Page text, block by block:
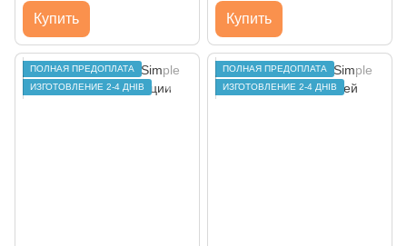
Купить Купить
ПОЛНАЯ ПРЕДОПЛАТА
ИЗГОТОВЛЕНИЕ 2-4 ДНІВ
ПОЛНАЯ ПРЕДОПЛАТА
ИЗГОТОВЛЕНИЕ 2-4 ДНІВ